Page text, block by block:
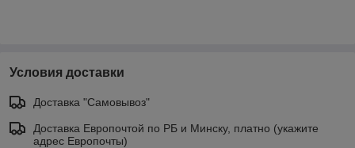
Условия доставки
Доставка "Самовывоз"
Доставка Европочтой по РБ и Минску, платно (укажите
адрес Европочты)